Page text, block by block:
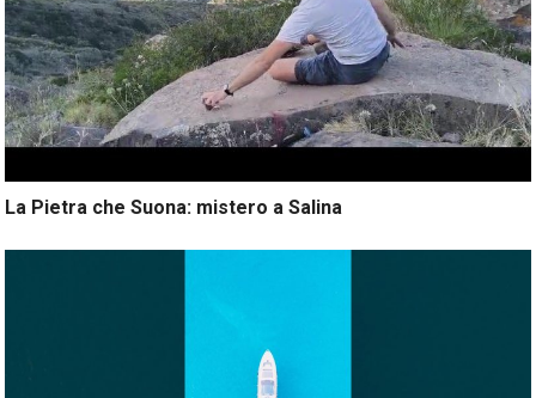
La Pietra che Suona: mistero a Salina